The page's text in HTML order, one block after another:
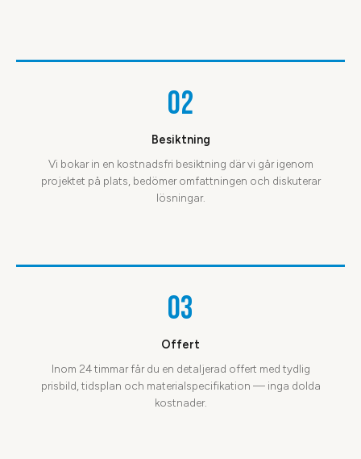
02
Besiktning
Vi bokar in en kostnadsfri besiktning där vi går igenom
projektet på plats, bedömer omfattningen och diskuterar
lösningar.
03
Offert
Inom 24 timmar får du en detaljerad offert med tydlig
prisbild, tidsplan och materialspecifikation — inga dolda
kostnader.